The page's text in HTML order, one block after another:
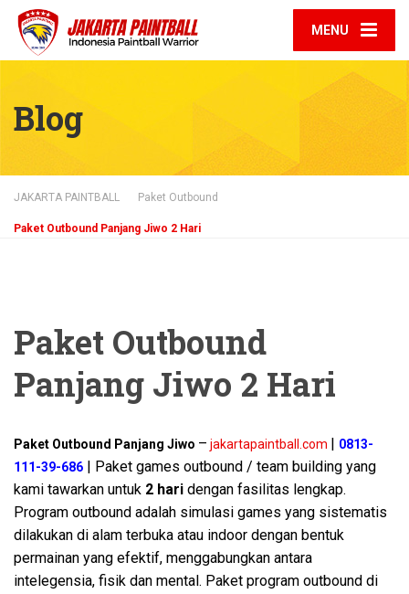
MENU
Blog
JAKARTA PAINTBALL Paket Outbound
Paket Outbound Panjang Jiwo 2 Hari
Paket Outbound
Panjang Jiwo 2 Hari
Paket Outbound Panjang Jiwo – jakartapaintball.com | 0813-
111-39-686 | Paket games outbound / team building yang
kami tawarkan untuk 2 hari dengan fasilitas lengkap.
Program outbound adalah simulasi games yang sistematis
dilakukan di alam terbuka atau indoor dengan bentuk
permainan yang efektif, menggabungkan antara
intelegensia, fisik dan mental. Paket program outbound di